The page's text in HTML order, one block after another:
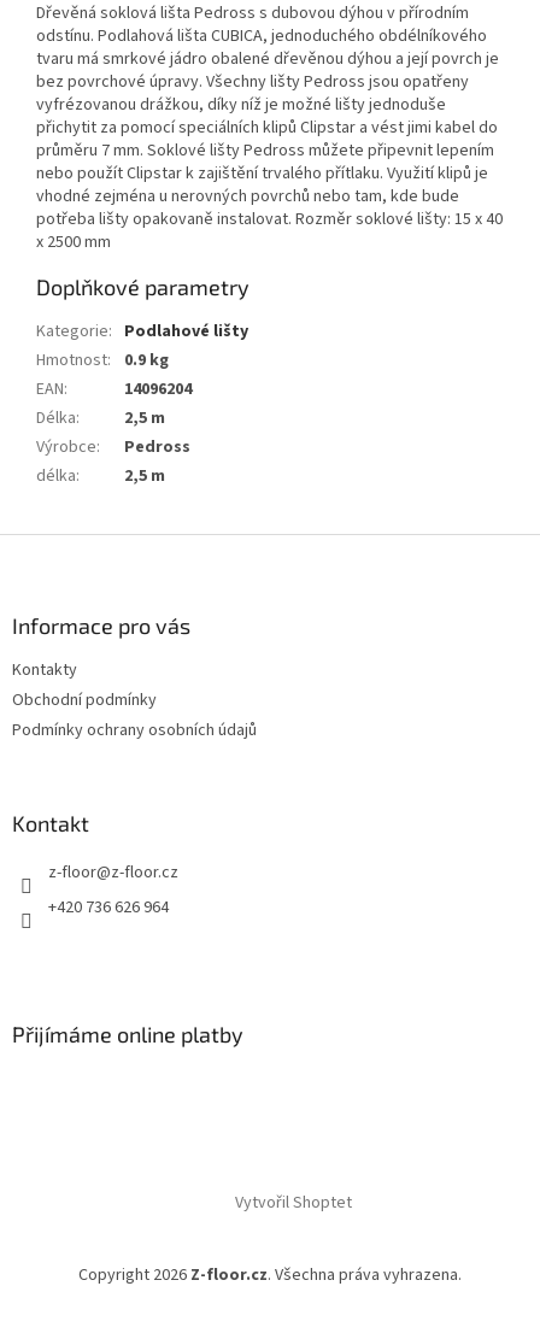
Dřevěná soklová lišta Pedross s dubovou dýhou v přírodním
odstínu. Podlahová lišta CUBICA, jednoduchého obdélníkového
tvaru má smrkové jádro obalené dřevěnou dýhou a její povrch je
bez povrchové úpravy. Všechny lišty Pedross jsou opatřeny
vyfrézovanou drážkou, díky níž je možné lišty jednoduše
přichytit za pomocí speciálních klipů Clipstar a vést jimi kabel do
průměru 7 mm. Soklové lišty Pedross můžete připevnit lepením
nebo použít Clipstar k zajištění trvalého přítlaku. Využití klipů je
vhodné zejména u nerovných povrchů nebo tam, kde bude
potřeba lišty opakovaně instalovat. Rozměr soklové lišty: 15 x 40
x 2500 mm
Doplňkové parametry
Kategorie: Podlahové lišty
Hmotnost:
0.9 kg
EAN:
14096204
Délka:
2,5 m
Výrobce:
Pedross
délka: 2,5 m
Informace pro vás
Kontakty
Obchodní podmínky
Podmínky ochrany osobních údajů
Kontakt
z-floor@z-floor.cz
+420 736 626 964
Přijímáme online platby
Vytvořil Shoptet
Copyright 2026 Z-floor.cz. Všechna práva vyhrazena.